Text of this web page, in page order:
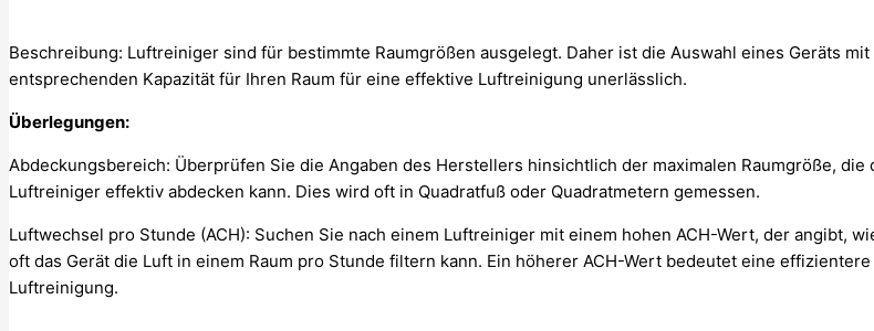
Beschreibung: Luftreiniger sind für bestimmte Raumgrößen ausgelegt. Daher ist die Auswahl eines Geräts mit
entsprechenden Kapazität für Ihren Raum für eine effektive Luftreinigung unerlässlich.
Überlegungen:
Abdeckungsbereich: Überprüfen Sie die Angaben des Herstellers hinsichtlich der maximalen Raumgröße, die
Luftreiniger effektiv abdecken kann. Dies wird oft in Quadratfuß oder Quadratmetern gemessen.
Luftwechsel pro Stunde (ACH): Suchen Sie nach einem Luftreiniger mit einem hohen ACH-Wert, der angibt,
oft das Gerät die Luft in einem Raum pro Stunde filtern kann. Ein höherer ACH-Wert bedeutet eine effizientere
Luftreinigung.